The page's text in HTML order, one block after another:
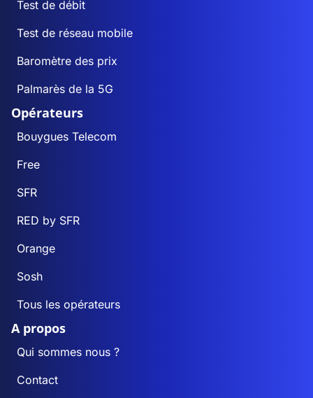
Test de débit
Test de réseau mobile
Baromètre des prix
Palmarès de la 5G
Opérateurs
Bouygues Telecom
Free
SFR
RED by SFR
Orange
Sosh
Tous les opérateurs
A propos
Qui sommes nous ?
Contact